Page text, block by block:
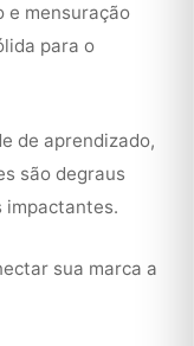
e mensuração
para o
de aprendizado,
são degraus
impactantes.
sua marca a